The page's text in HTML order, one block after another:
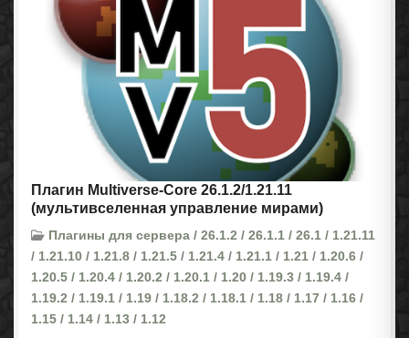
Плагин Multiverse-Core 26.1.2/1.21.11
(мультивселенная управление мирами)
Плагины для сервера / 26.1.2 / 26.1.1 / 26.1 / 1.21.11
/ 1.21.10 / 1.21.8 / 1.21.5 / 1.21.4 / 1.21.1 / 1.21 / 1.20.6 /
1.20.5 / 1.20.4 / 1.20.2 / 1.20.1 / 1.20 / 1.19.3 / 1.19.4 /
1.19.2 / 1.19.1 / 1.19 / 1.18.2 / 1.18.1 / 1.18 / 1.17 / 1.16 /
1.15 / 1.14 / 1.13 / 1.12